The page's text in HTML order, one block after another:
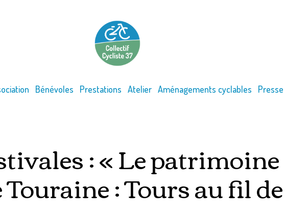
Bénévoles Prestations Atelier Aménagements cyclables Presse
: « Le patrimoine
: Tours au fil de